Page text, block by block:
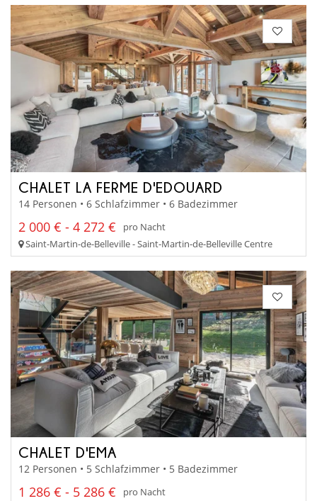
CHALET LA FERME D'EDOUARD
14 Personen • 6 Schlafzimmer • 6 Badezimmer
2 000 € - 4 272 €
pro Nacht
Saint-Martin-de-Belleville - Saint-Martin-de-Belleville Centre
CHALET D'EMA
12 Personen • 5 Schlafzimmer • 5 Badezimmer
1 286 € - 5 286 €
pro Nacht